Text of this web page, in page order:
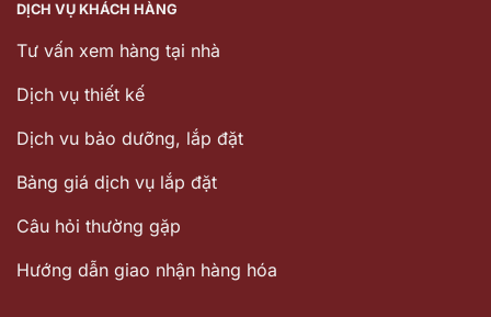
DỊCH VỤ KHÁCH HÀNG
Tư vấn xem hàng tại nhà
Dịch vụ thiết kế
Dịch vu bảo dưỡng, lắp đặt
Bảng giá dịch vụ lắp đặt
Câu hỏi thường gặp
Hướng dẫn giao nhận hàng hóa